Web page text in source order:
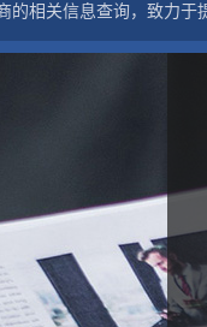
的相关信息查询，致力